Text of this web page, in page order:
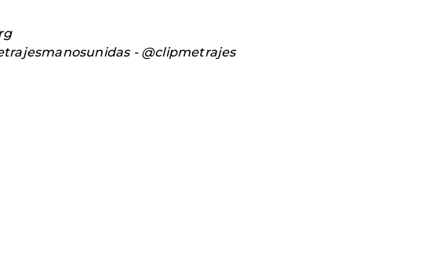
- @clipmetrajes